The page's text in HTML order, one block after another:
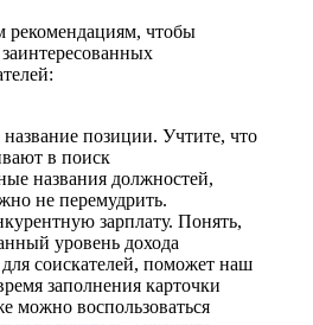
рекомендациям, чтобы
позиции. Учтите, что
в поиск
названия должностей,
не перемудрить.
зарплату. Понять,
уровень дохода
соискателей, поможет наш
заполнения карточки
можно воспользоваться